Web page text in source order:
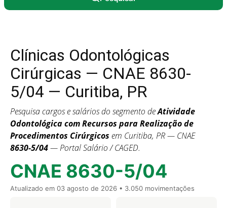
Clínicas Odontológicas
Cirúrgicas — CNAE 8630-
5/04 — Curitiba, PR
Pesquisa cargos e salários do segmento deAtividade
Odontológica com Recursos para Realização de
Procedimentos Cirúrgicos em Curitiba, PR — CNAE
8630-5/04— Portal Salário / CAGED.
CNAE 8630-5/04
Atualizado em 03 agosto de 2026 • 3.050 movimentações